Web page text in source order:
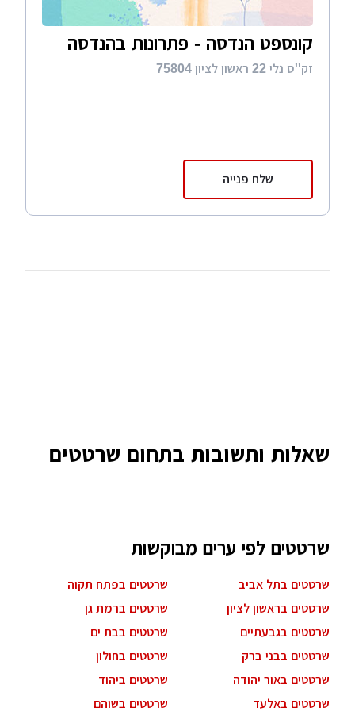
קונספט הנדסה - פתרונות בהנדסה
זק''ס נלי 22 ראשון לציון 75804
שלח פנייה
שאלות ותשובות בתחום שרטטים
שרטטים לפי ערים מבוקשות
שרטטים בתל אביב
שרטטים בפתח תקוה
שרטטים בראשון לציון
שרטטים ברמת גן
שרטטים בגבעתיים
שרטטים בבת ים
שרטטים בבני ברק
שרטטים בחולון
שרטטים באור יהודה
שרטטים ביהוד
שרטטים באלעד
שרטטים בשוהם